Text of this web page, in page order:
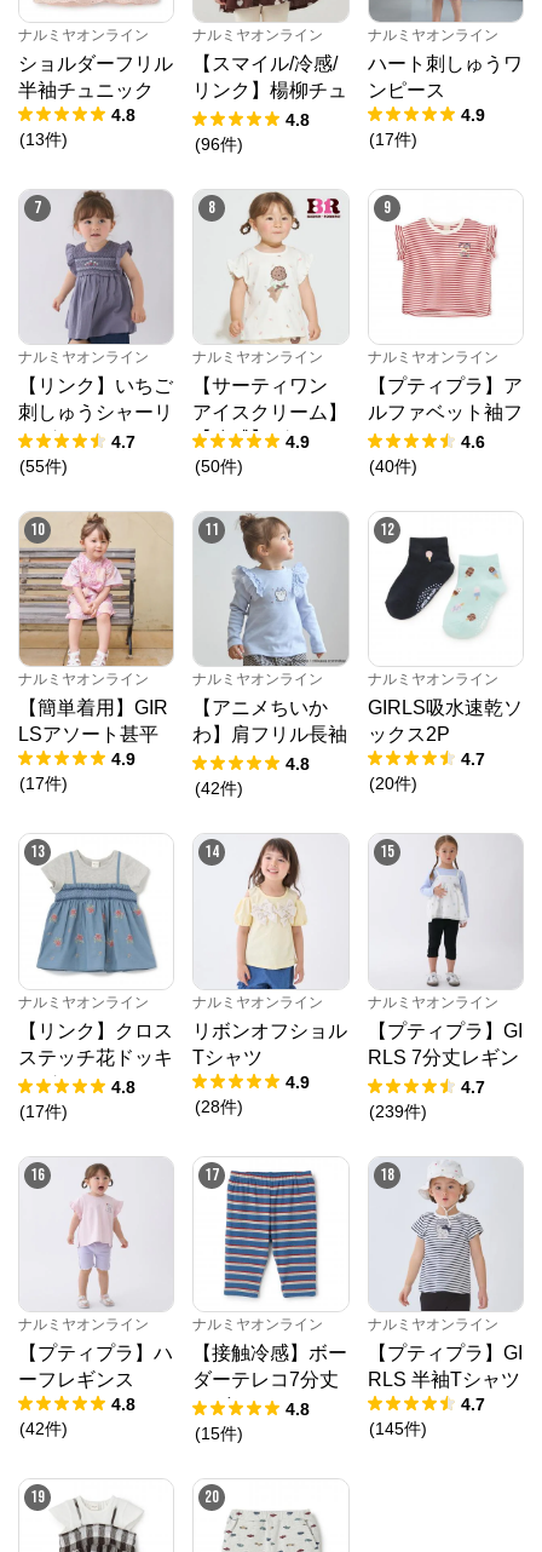
ナルミヤオンライン
ショルダーフリル
半袖チュニック
4.8
(13件)
ナルミヤオンライン
【スマイル/冷感/
リンク】楊柳チュ
ニック
4.8
(96件)
ナルミヤオンライン
ハート刺しゅうワ
ンピース
4.9
(17件)
7
ナルミヤオンライン
【リンク】いちご
刺しゅうシャーリ
ングチュニック
4.7
(55件)
8
ナルミヤオンライン
【サーティワン
アイスクリーム】
【冷感】グラフィ
ック半袖Tシャツ
4.9
(50件)
9
ナルミヤオンライン
【プティプラ】ア
ルファベット袖フ
リルTシャツ
4.6
(40件)
10
ナルミヤオンライン
【簡単着用】GIR
LSアソート甚平
4.9
(17件)
11
ナルミヤオンライン
【アニメちいか
わ】肩フリル長袖
Tシャツ
4.8
(42件)
12
ナルミヤオンライン
GIRLS吸水速乾ソ
ックス2P
4.7
(20件)
13
ナルミヤオンライン
【リンク】クロス
ステッチ花ドッキ
ングTシャツ
4.8
(17件)
14
ナルミヤオンライン
リボンオフショル
Tシャツ
4.9
(28件)
15
ナルミヤオンライン
【プティプラ】GI
RLS 7分丈レギン
ス
4.7
(239件)
16
ナルミヤオンライン
【プティプラ】ハ
ーフレギンス
4.8
(42件)
17
ナルミヤオンライン
【接触冷感】ボー
ダーテレコ7分丈
レギンス
4.8
(15件)
18
ナルミヤオンライン
【プティプラ】GI
RLS 半袖Tシャツ
4.7
(145件)
19 20
ナルミヤオンライン
公式ECサイト
※外部サイトが開きます
ナルミヤオンライン からのコメント
ナルミヤオンライン公式通販ショップ。人気子供服メ
ゾピアノ、プティマイン、ラブトキシック、アナスイ
ミニ等、全ブランド、全商品をご覧いただけます。